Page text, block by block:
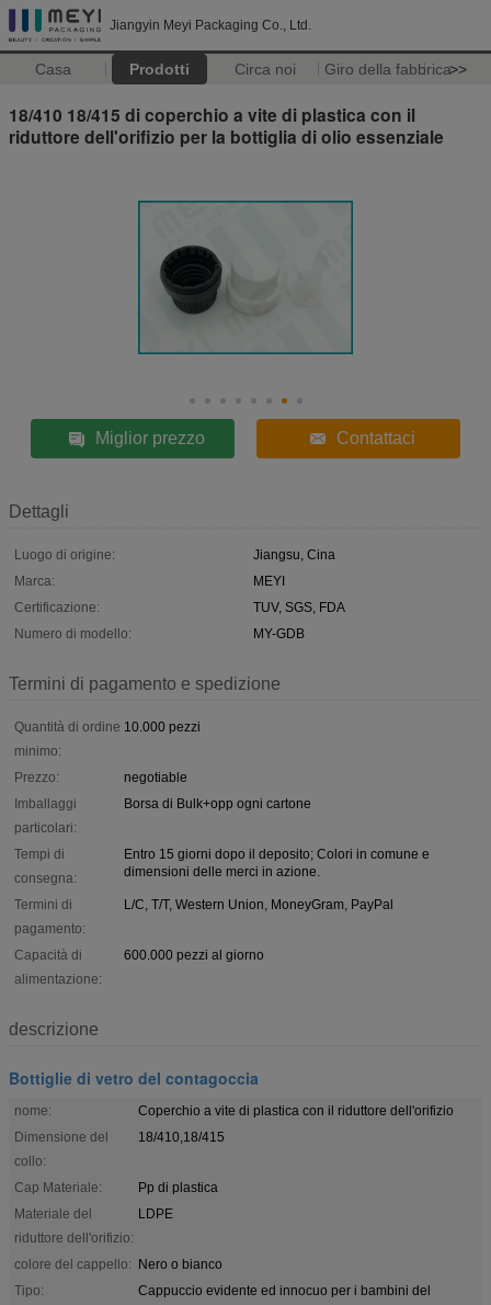
Jiangyin Meyi Packaging Co., Ltd.
Casa Prodotti Circa noi Giro della fabbrica>>
18/410 18/415 di coperchio a vite di plastica con il
riduttore dell'orifizio per la bottiglia di olio essenziale
Miglior prezzo Contattaci
Dettagli
Luogo di origine:
Jiangsu, Cina
Marca:
MEYI
Certificazione:
TUV, SGS, FDA
Numero di modello:
MY-GDB
Termini di pagamento e spedizione
Quantità di ordine
minimo:
10.000 pezzi
Prezzo:
negotiable
Imballaggi
particolari:
Borsa di Bulk+opp ogni cartone
Tempi di
consegna:
Entro 15 giorni dopo il deposito; Colori in comune e
dimensioni delle merci in azione.
Termini di
pagamento:
L/C, T/T, Western Union, MoneyGram, PayPal
Capacità di
alimentazione:
600.000 pezzi al giorno
descrizione
Bottiglie di vetro del contagoccia
nome:
Coperchio a vite di plastica con il riduttore dell'orifizio
Dimensione del
collo:
18/410,18/415
Cap Materiale:
Pp di plastica
Materiale del
riduttore dell'orifizio:
LDPE
colore del cappello: Nero o bianco
Tipo:
Cappuccio evidente ed innocuo per i bambini del